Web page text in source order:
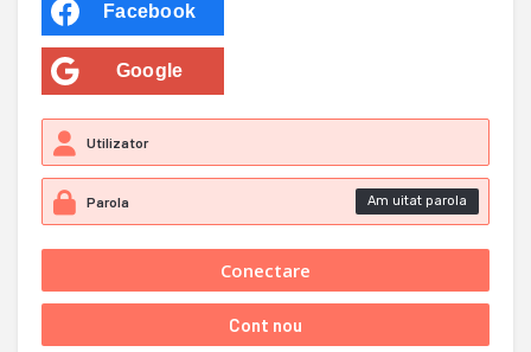
Facebook
Google
Am uitat parola